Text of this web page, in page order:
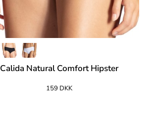
Calida Natural Comfort Hipster
159 DKK